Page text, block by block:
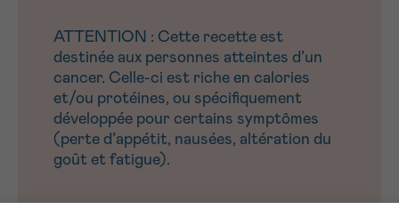
ATTENTION : Cette recette est
destinée aux personnes atteintes d’un
cancer. Celle-ci est riche en calories
et/ou protéines, ou spécifiquement
développée pour certains symptômes
(perte d’appétit, nausées, altération du
goût et fatigue).